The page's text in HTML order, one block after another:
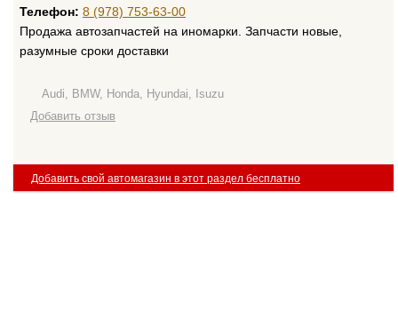
Телефон: 8 (978) 753-63-00
Продажа автозапчастей на иномарки. Запчасти новые,
разумные сроки доставки
Audi, BMW, Honda, Hyundai, Isuzu
Добавить отзыв
Добавить свой автомагазин в этот раздел бесплатно